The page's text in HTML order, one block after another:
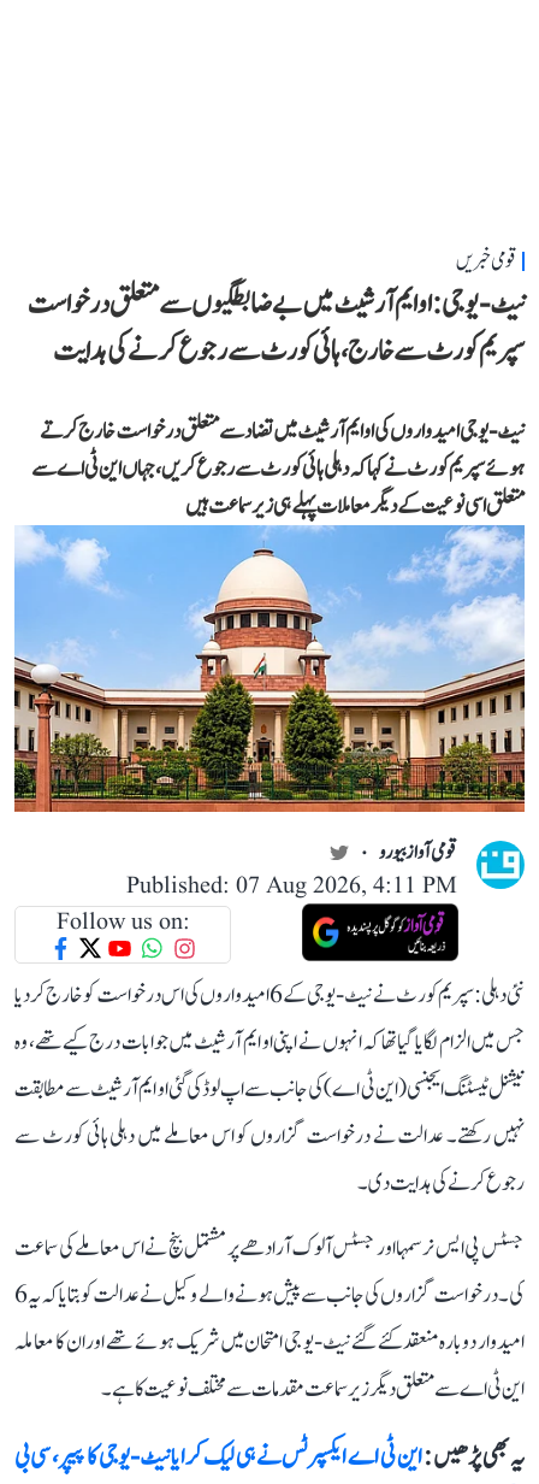
قومی خبریں
نیٹ-یو جی: او ایم آر شیٹ میں بے ضابطگیوں سے متعلق درخواست
سپریم کورٹ سے خارج، ہائی کورٹ سے رجوع کرنے کی ہدایت
نیٹ-یو جی امیدواروں کی او ایم آر شیٹ میں تضاد سے متعلق درخواست خارج کرتے
ہوئے سپریم کورٹ نے کہا کہ دہلی ہائی کورٹ سے رجوع کریں، جہاں این ٹی اے سے
متعلق اسی نوعیت کے دیگر معاملات پہلے ہی زیر سماعت ہیں
قومی آواز بیورو
Published: 07 Aug 2026, 4:11 PM
Follow us on:
نئی دہلی: سپریم کورٹ نے نیٹ-یو جی کے 6 امیدواروں کی اس درخواست کو خارج کر دیا
جس میں الزام لگایا گیا تھا کہ انہوں نے اپنی او ایم آر شیٹ میں جوابات درج کیے تھے، وہ
نیشنل ٹیسٹنگ ایجنسی (این ٹی اے) کی جانب سے اپ لوڈ کی گئی او ایم آر شیٹ سے مطابقت
نہیں رکھتے۔ عدالت نے درخواست گزاروں کو اس معاملے میں دہلی ہائی کورٹ سے
رجوع کرنے کی ہدایت دی۔
جسٹس پی ایس نرسمہا اور جسٹس آلوک آرادھے پر مشتمل بنچ نے اس معاملے کی سماعت
کی۔ درخواست گزاروں کی جانب سے پیش ہونے والے وکیل نے عدالت کو بتایا کہ یہ 6
امیدوار دوبارہ منعقد کئے گئے نیٹ-یو جی امتحان میں شریک ہوئے تھے اور ان کا معاملہ
این ٹی اے سے متعلق دیگر زیر سماعت مقدمات سے مختلف نوعیت کا ہے۔
یہ بھی پڑھیں :این ٹی اے ایکسپرٹس نے ہی لیک کرایا نیٹ-یوجی کا پیپر، سی بی